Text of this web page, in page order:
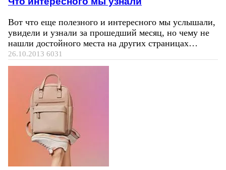
Вот что еще полезного и интересного мы услышали,
увидели и узнали за прошедший месяц, но чему не
нашли достойного места на других страницах…
26.10.2013 6031